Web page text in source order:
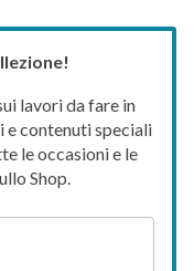
lavori da fare in
contenuti speciali
le occasioni e le
Shop.